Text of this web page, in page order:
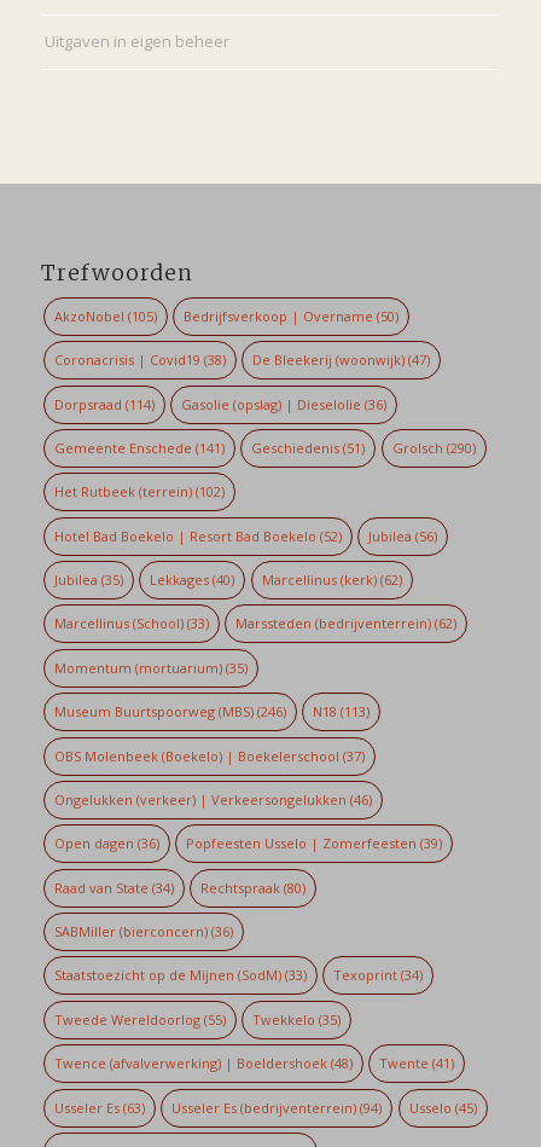
Uitgaven in eigen beheer
Trefwoorden
AkzoNobel (105) Bedrijfsverkoop | Overname (50)
Coronacrisis | Covid19 (38) De Bleekerij (woonwijk) (47)
Dorpsraad (114) Gasolie (opslag) | Dieselolie (36)
Gemeente Enschede (141) Geschiedenis (51) Grolsch (290)
Het Rutbeek (terrein)(102)
Hotel Bad Boekelo | Resort Bad Boekelo (52) Jubilea (56)
Jubilea (35) Lekkages (40) Marcellinus (kerk)(62)
Marcellinus (School)(33) Marssteden (bedrijventerrein) (62)
Momentum (mortuarium)(35)
Museum Buurtspoorweg (MBS)(246) N18 (113)
OBS Molenbeek (Boekelo) | Boekelerschool (37)
Ongelukken (verkeer) | Verkeersongelukken (46)
Open dagen (36) Popfeesten Usselo | Zomerfeesten (39)
Raad van State (34) Rechtspraak (80)
SABMiller (bierconcern)(36)
Staatstoezicht op de Mijnen (SodM)(33) Texoprint (34)
Tweede Wereldoorlog(55) Twekkelo (35)
Twence (afvalverwerking) | Boeldershoek(48) Twente (41)
Usseler Es(63) Usseler Es (bedrijventerrein) (94) Usselo (45)